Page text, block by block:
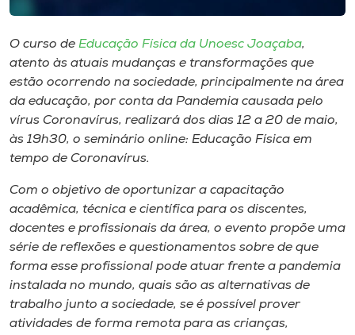
Museu
Unoesc
Store
Selecione
o idioma
O curso de Educação Física da Unoesc Joaçaba,
atento às atuais mudanças e transformações que
estão ocorrendo na sociedade, principalmente na área
da educação, por conta da Pandemia causada pelo
vírus Coronavírus, realizará dos dias 12 a 20 de maio,
às 19h30, o seminário online: Educação Física em
tempo de Coronavírus.
Com o objetivo de oportunizar a capacitação
acadêmica, técnica e científica para os discentes,
docentes e profissionais da área, o evento propõe uma
série de reflexões e questionamentos sobre de que
forma esse profissional pode atuar frente a pandemia
instalada no mundo, quais são as alternativas de
trabalho junto a sociedade, se é possível prover
atividades de forma remota para as crianças,